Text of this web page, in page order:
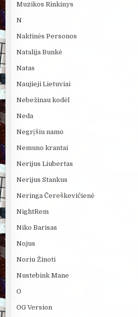
Muzikos Rinkinys
N
Naktinės Personos
Natalija Bunkė
Natas
Naujieji Lietuviai
Nebežinau kodėl
Neda
Negrįšiu namo
Nemuno krantai
Nerijus Liubertas
Nerijus Stankus
Neringa Čereškevičienė
NightRem
Niko Barisas
Nojus
Noriu Žinoti
Nustebink Mane
O
OG Version